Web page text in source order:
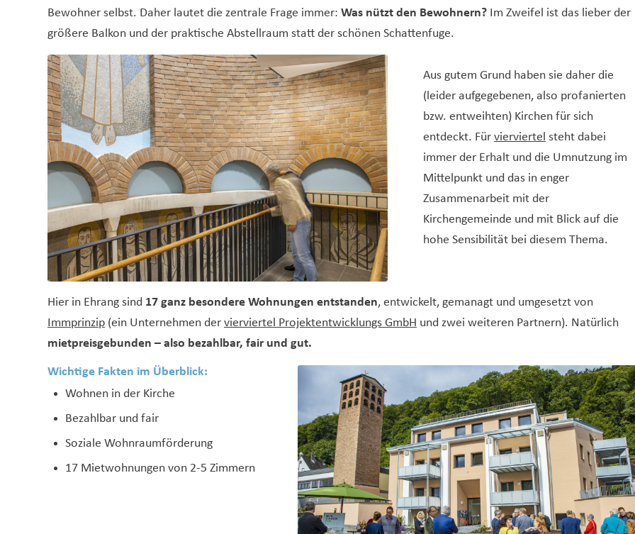
Bewohner selbst. Daher lautet die zentrale Frage immer: Was nützt den Bewohnern? Im Zweifel ist das lieber der
größere Balkon und der praktische Abstellraum statt der schönen Schattenfuge.
Aus gutem Grund haben sie daher die
(leider aufgegebenen, also profanierten
bzw. entweihten) Kirchen für sich
entdeckt. Für vierviertel steht dabei
immer der Erhalt und die Umnutzung im
Mittelpunkt und das in enger
Zusammenarbeit mit der
Kirchengemeinde und mit Blick auf die
hohe Sensibilität bei diesem Thema.
Hier in Ehrang sind 17 ganz besondere Wohnungen entstanden, entwickelt, gemanagt und umgesetzt von
Immprinzip (ein Unternehmen der vierviertel Projektentwicklungs GmbH und zwei weiteren Partnern). Natürlich
mietpreisgebunden – also bezahlbar, fair und gut.
Wichtige Fakten im Überblick:
Wohnen in der Kirche
Bezahlbar und fair
Soziale Wohnraumförderung
17 Mietwohnungen von 2-5 Zimmern